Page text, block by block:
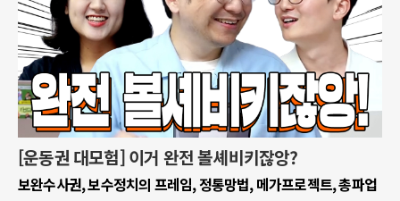
[운동권 대모험] 이거 완전 볼셰비키잖앙?
보완수사권, 보수정치의 프레임, 정통망법, 메가프로젝트, 총파업